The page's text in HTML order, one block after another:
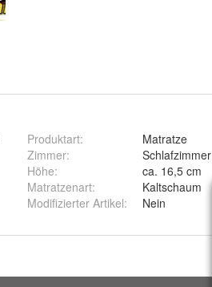
Produktart:
Matratze
Zimmer:
Schlafzimmer
Höhe:
ca. 16,5 cm
Matratzenart:
Kaltschaum
Modifizierter Artikel: Nein